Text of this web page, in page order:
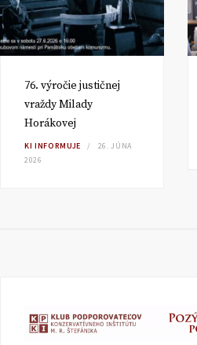
76. výročie justičnej
vraždy Milady
Horákovej
KI INFORMUJE
26. JÚNA
2026